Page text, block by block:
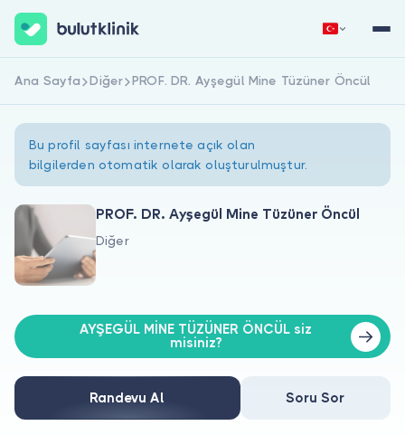
Hakkımızda
Doktorlar için
Doktor musunuz?
Hemen Kaydol Giriş Yap
Ana Sayfa Diğer PROF. DR. Ayşegül Mine Tüzüner Öncül
Bu profil sayfası internete açık olan
bilgilerden otomatik olarak oluşturulmuştur.
PROF. DR. Ayşegül Mine Tüzüner Öncül
Diğer
AYŞEGÜL MİNE TÜZÜNER ÖNCÜL siz
misiniz?
Randevu Al Soru Sor